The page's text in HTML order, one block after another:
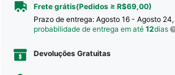
Frete grátis(Pedidos ≥ R$69,00)
Prazo de entrega: Agosto 16 - Agosto 24,
probabilidade de entrega em até 12dias
Devoluções Gratuitas